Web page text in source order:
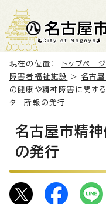
現在の位置： トップページ
障害者福祉施設
> 名古
の健康や精神障害に関す
ター所報の発行
名古屋市精
の発行